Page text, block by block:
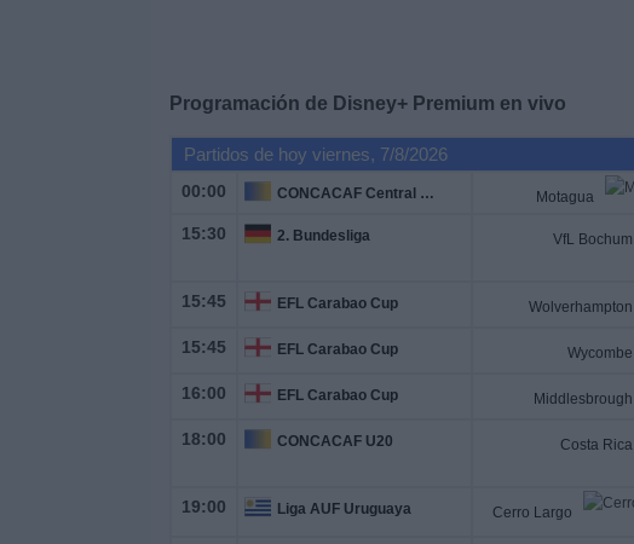
Programación de Disney+ Premium en vivo
Partidos de hoy viernes, 7/8/2026
00:00 CONCACAF Central American Cup Motagua
15:30 2. Bundesliga
VfL Bochum
15:45 EFL Carabao Cup Wolverhampton
15:45 EFL Carabao Cup Wycombe
16:00 EFL Carabao Cup Middlesbrough
18:00 CONCACAF U20
Costa Rica
19:00 Liga AUF Uruguaya Cerro Largo